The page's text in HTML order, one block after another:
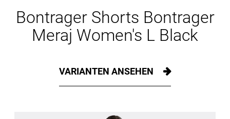
Bontrager Shorts Bontrager
Meraj Women's L Black
VARIANTEN ANSEHEN